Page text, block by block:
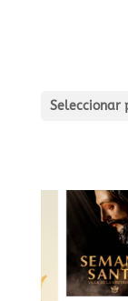
Seleccionar